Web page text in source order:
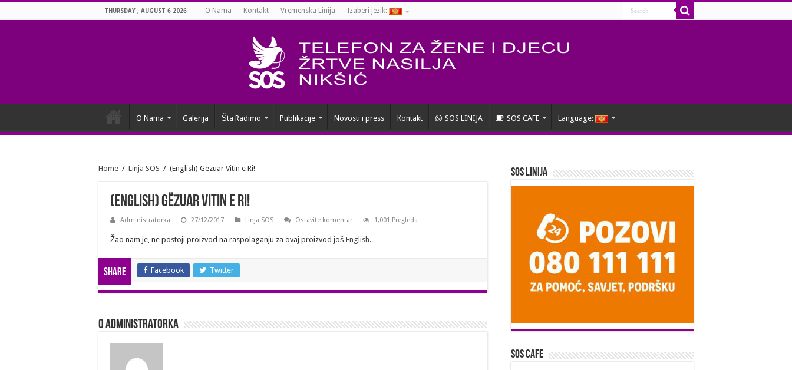
THURSDAY , AUGUST 6 2026 O Nama Kontakt Vremenska Linija Izaberi jezik:
O Nama Galerija Šta Radimo Publikacije Novosti i press Kontakt SOS LINIJA SOS CAFE Language:
Home / Linja SOS / (English) Gëzuar Vitin e Ri!
(English) Gëzuar Vitin e Ri!
Administratorka 27/12/2017 Linja SOS Ostavite komentar 1,001 Pregleda
Žao nam je, ne postoji proizvod na raspolaganju za ovaj proizvod još English.
Share Facebook Twitter
O Administratorka
SOS Linija
SOS Cafe